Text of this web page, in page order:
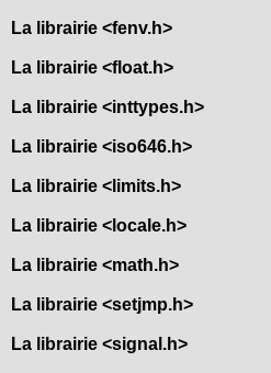
La librairie <fenv.h>
La librairie <float.h>
La librairie <inttypes.h>
La librairie <iso646.h>
La librairie <limits.h>
La librairie <locale.h>
La librairie <math.h>
La librairie <setjmp.h>
La librairie <signal.h>